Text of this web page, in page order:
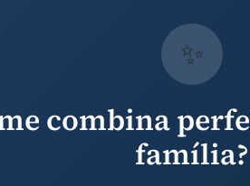
✨
combina
família?